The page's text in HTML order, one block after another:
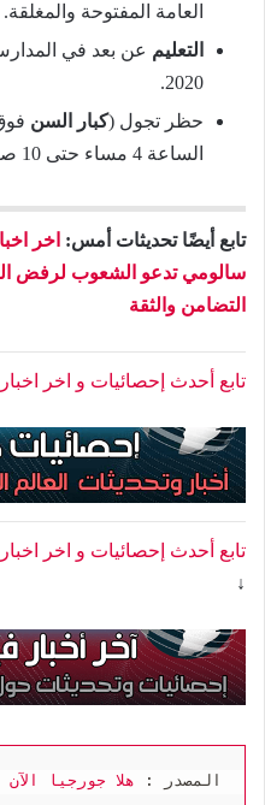
العامة المفتوحة والمغلقة.
التعليم عن بعد في
2020.
حظر تجول (كبار السن
الساعة 4 مساء حتى 10 صباحا.
تابع أيضًا تحديثات أمس:
التضامن والثقة
تابع أحدث إحصائيات و اخر
تابع أحدث إحصائيات و اخر
↓
المصدر : هلا جورجيا الآن